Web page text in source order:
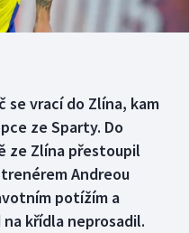
se vrací do Zlína, kam
ze Sparty. Do
ze Zlína přestoupil
Andreou
potížím a
křídla neprosadil.